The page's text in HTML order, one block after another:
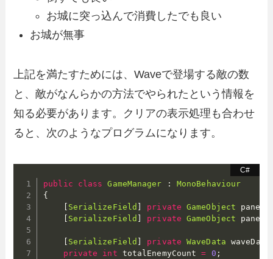
お城に突っ込んで消費したでも良い
お城が無事
上記を満たすためには、Waveで登場する敵の数
と、敵がなんらかの方法でやられたという情報を
知る必要があります。クリアの表示処理も合わせ
ると、次のようなプログラムになります。
public class GameManager :
MonoBehaviour
{
SerializeField private GameObject
SerializeField private GameObject
SerializeField private WaveData waveData
private
int totalEnemyCount = 0 ;